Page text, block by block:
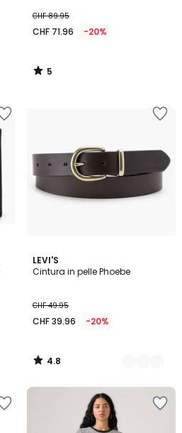
CHF 89.95
CHF 71.96 -20%
5
/
LEVI'S
Cintura in pelle Phoebe
CHF 49.95
CHF 39.96 -20%
4.8
/ 5
2
Colori
4.8
/